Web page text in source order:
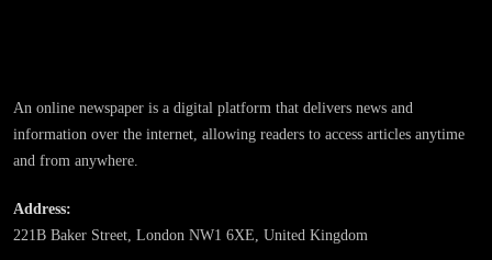
An online newspaper is a digital platform that delivers news and
information over the internet, allowing readers to access articles anytime
and from anywhere.
Address:
221B Baker Street, London NW1 6XE, United Kingdom